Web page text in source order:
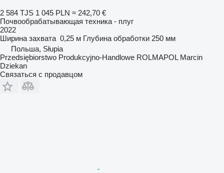
2 584 TJS 1 045 PLN ≈ 242,70 €
Почвообрабатывающая техника - плуг
2022
Ширина захвата 0,25 м Глубина обработки 250 мм
Польша, Słupia
Przedsiębiorstwo Produkcyjno-Handlowe ROLMAPOL Marcin
Dziekan
Связаться с продавцом